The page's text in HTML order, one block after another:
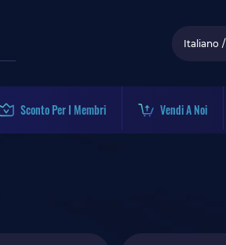
Italiano /
Sconto Per I Membri Vendi A Noi